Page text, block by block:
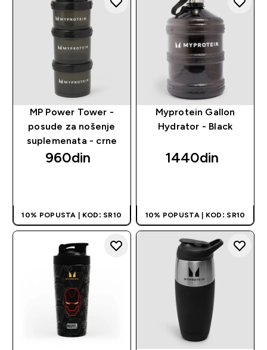
MP Power Tower -
posude za nošenje
suplemenata - crne
960din‎
10% POPUSTA | KOD: SR10
Myprotein Gallon
Hydrator - Black
1440din‎
10% POPUSTA | KOD: SR10